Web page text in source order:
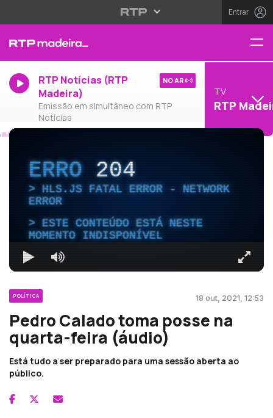
Entrar
RTP Notícias (RTP
Madeira)
Emissão em simultâneo com RTP
Notícias
NO AR
TV
RTP
ERRO204
HLS.JS FATAL ERROR - NETWORK
ERROR
ESTE CONTEÚDO ESTÁ NESTE
MOMENTO INDISPONÍVEL
POLÍTICA 18 out, 2021, 12:53
Pedro Calado toma posse na
quarta-feira (áudio)
Está tudo a ser preparado para uma sessão aberta ao
público.